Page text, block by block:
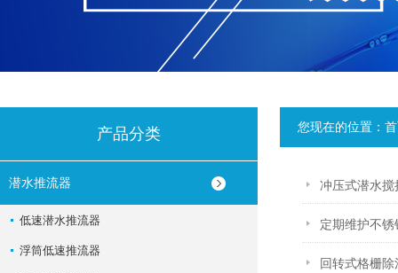
产品分类
潜水推流器
低速潜水推流器
浮筒低速推流器
您现在的位置：
冲压式潜水
定期维护不
回转式格栅